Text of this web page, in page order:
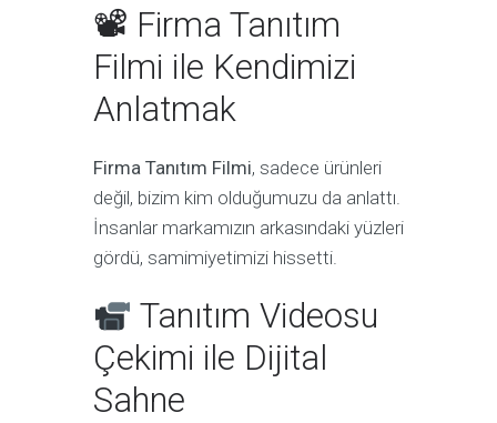
📽 Firma Tanıtım
Filmi ile Kendimizi
Anlatmak
Firma Tanıtım Filmi, sadece ürünleri
değil, bizim kim olduğumuzu da anlattı.
İnsanlar markamızın arkasındaki yüzleri
gördü, samimiyetimizi hissetti.
Tanıtım Videosu
Çekimi ile Dijital
Sahne